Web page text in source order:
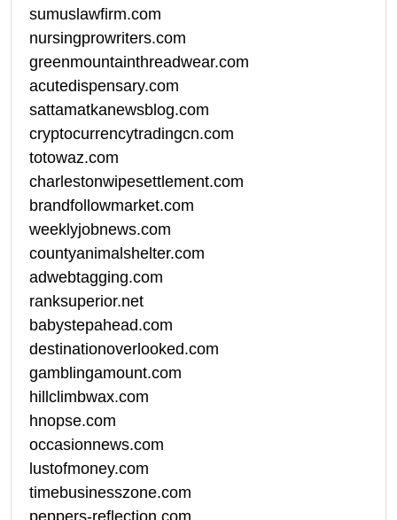
sumuslawfirm.com
nursingprowriters.com
greenmountainthreadwear.com
acutedispensary.com
sattamatkanewsblog.com
cryptocurrencytradingcn.com
totowaz.com
charlestonwipesettlement.com
brandfollowmarket.com
weeklyjobnews.com
countyanimalshelter.com
adwebtagging.com
ranksuperior.net
babystepahead.com
destinationoverlooked.com
gamblingamount.com
hillclimbwax.com
hnopse.com
occasionnews.com
lustofmoney.com
timebusinesszone.com
peppers-reflection.com